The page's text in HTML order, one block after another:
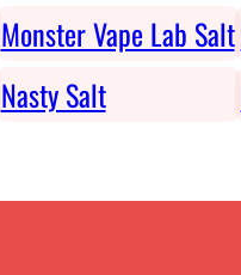
Monster Vape Lab Salt
Nasty Salt